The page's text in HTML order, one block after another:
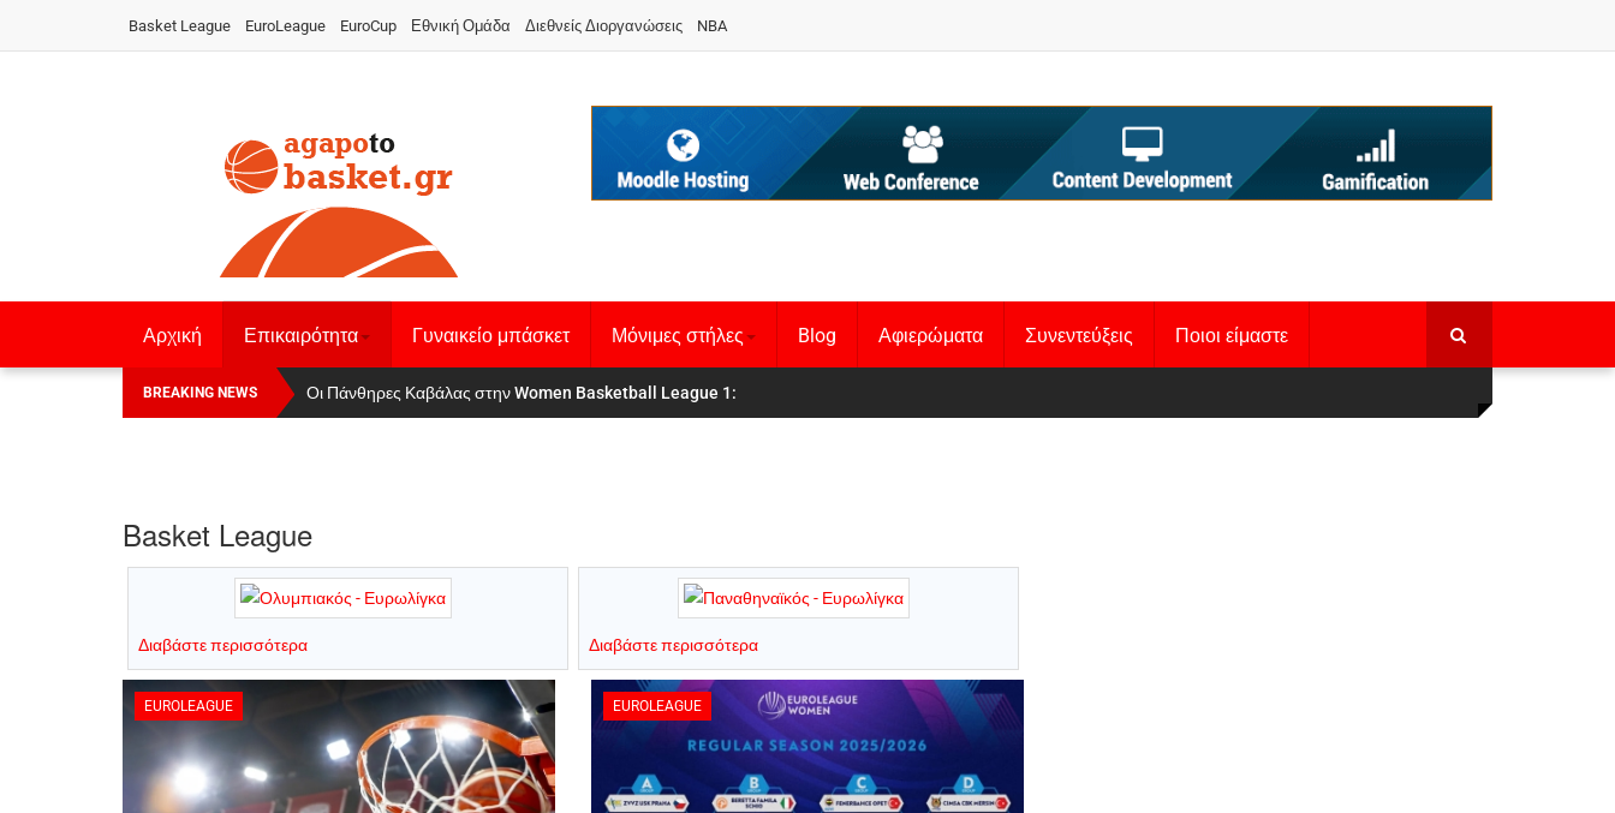
Basket League EuroLeague EuroCup Εθνική Ομάδα Διεθνείς Διοργανώσεις NBA
Αρχική Επικαιρότητα Γυναικείο μπάσκετ Μόνιμες στήλες Blog Αφιερώματα Συνεντεύξεις Ποιοι είμαστε
BREAKING NEWS Οι Πάνθηρες Καβάλας στην Women Basketball League 1
Αναχώρησε για τα Γιάννενα η Εθνική Γυναικών
Basket League
Διαβάστε περισσότερα Διαβάστε περισσότερα
EUROLEAGUE EUROLEAGUE